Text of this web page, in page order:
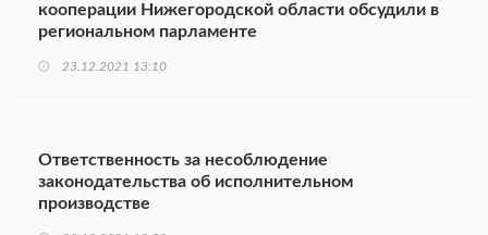
кооперации Нижегородской области обсудили в
региональном парламенте
23.12.2021 13:10
Ответственность за несоблюдение
законодательства об исполнительном
производстве